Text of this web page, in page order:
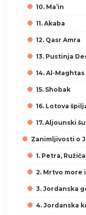
10. Ma’in
11. Akaba
12. Qasr Amra
13. Pustinja
14. Al-Maghtas
15. Shobak
16. Lotova
17. Aljounski
Zanimljivosti o
1. Petra,
2. Mrtvo more
3. Jordanska
4. Jordanska